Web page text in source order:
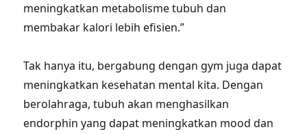
meningkatkan metabolisme tubuh dan
membakar kalori lebih efisien.”
Tak hanya itu, bergabung dengan gym juga dapat
meningkatkan kesehatan mental kita. Dengan
berolahraga, tubuh akan menghasilkan
endorphin yang dapat meningkatkan mood dan